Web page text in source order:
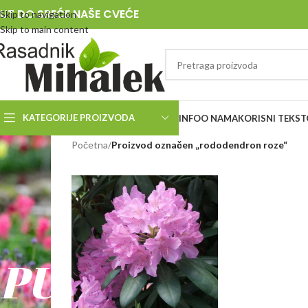
Skip to navigation
Skip to main content
DO SREĆE NAŠE CVEĆE
KATEGORIJE PROIZVODA INFOO NAMAKORISNI
RASADNIK
MIHALEK
PUT
Početna/Proizvod označen „rododendron roze“